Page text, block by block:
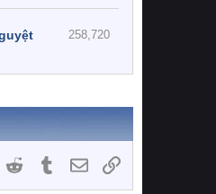
258,720
Reddit TumblrEmailLink